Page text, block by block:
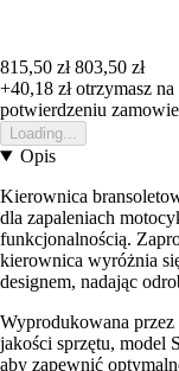
815,50 zł 803,50 zł
+40,18 złotrzymasz na
potwierdzeniu
Loading...
Opis
Kierownica
dla zapaleniach
funkcjonalnością.
kierownica wyróżnia
designem, nadając
Wyprodukowana
jakości sprzętu, model
aby zapewnić